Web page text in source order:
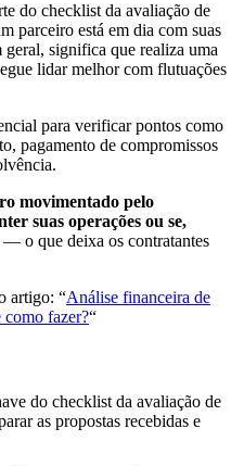
do checklist da avaliação de
parceiro está em dia com suas
significa que realiza uma
lidar melhor com flutuações
para verificar pontos como
pagamento de compromissos
movimentado pelo
suas operações ou se,
— o que deixa os contratantes
artigo: “Análise financeira de
como fazer?“
do checklist da avaliação de
as propostas recebidas e